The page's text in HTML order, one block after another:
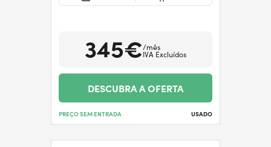
345€/mês
IVA Excluídos
DESCUBRA A OFERTA
PREÇO SEM ENTRADA USADO